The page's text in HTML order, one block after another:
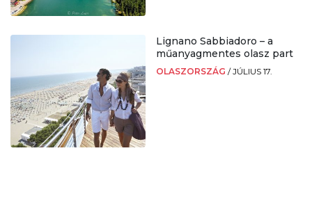
Lignano Sabbiadoro – a
műanyagmentes olasz part
OLASZORSZÁG /JÚLIUS 17.